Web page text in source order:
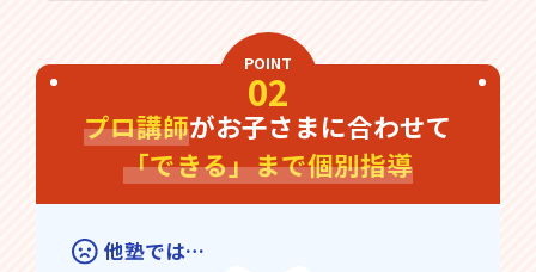
POINT
02
プロ講師がお子さまに合わせて
「できる」まで個別指導
他塾では…